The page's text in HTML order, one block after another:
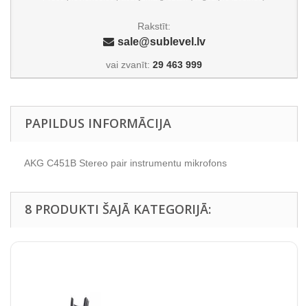
Rakstīt:
sale@sublevel.lv
vai zvanīt: 29 463 999
PAPILDUS INFORMĀCIJA
AKG C451B Stereo pair instrumentu mikrofons
8 PRODUKTI ŠAJĀ KATEGORIJĀ: